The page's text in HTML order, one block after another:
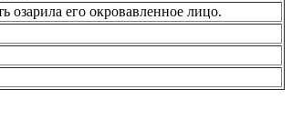
озарила его окровавленное лицо.